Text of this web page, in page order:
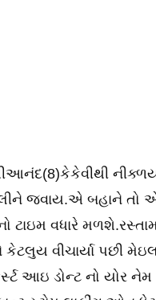
જવાય.એ બહાને તો
ટાઇમ વધારે
વીચાર્યા પછી
આઇ ડોન્ટ નો યોર નેમ